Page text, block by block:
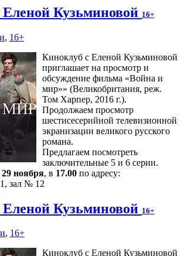
Кузьминовой 16+
, 16+
Киноклуб с Еленой Кузьминовой
приглашает на просмотр и
обсуждение фильма «Война и
мир»» (Великобритания, реж.
Том Харпер, 2016 г.).
Продолжаем просмотр
шестисесерийной телевизионной
экранизации великого русского
романа.
Предлагаем посмотреть
заключительные 5 и 6 серии.
29 ноября, в 17.00 по адресу:
зал № 12
Кузьминовой 16+
, 16+
Киноклуб с Еленой Кузьминовой